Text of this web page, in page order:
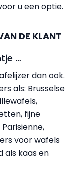
u een optie.
DE KLANT
…
dan ook.
als: Brusselse
fijne
voor wafels
als kaas en